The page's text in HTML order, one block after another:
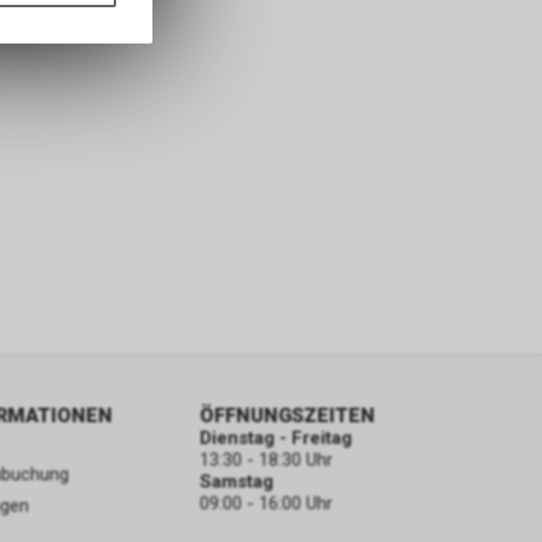
ÖFFNUNGSZEITEN
Dienstag - Freitag
13:30 - 18:30 Uhr
Samstag
09:00 - 16:00 Uhr